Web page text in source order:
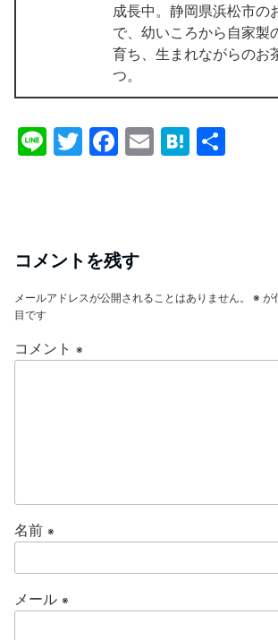
成長中。静岡県浜松市の
で、幼いころから自家製
育ち、生まれながらのお
つ。
Li T
F
b
o
o
E
H
コメントを残す
メールアドレスが公開されることはありません。 ※ が
目です
コメント ※
名前 ※
メール ※